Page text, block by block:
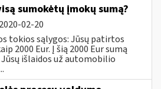
sumokėtų įmokų sumą?
2020-02-20
tokios sąlygos: Jūsų patirtos
2000 Eur. Į šią 2000 Eur sumą
išlaidos už automobilio